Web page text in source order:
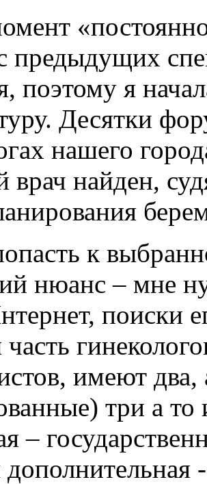
предыдущих
поэтому я
Десятки
нашего
врач найден,
к
нюанс – мне
поиски
имеют
три а
–